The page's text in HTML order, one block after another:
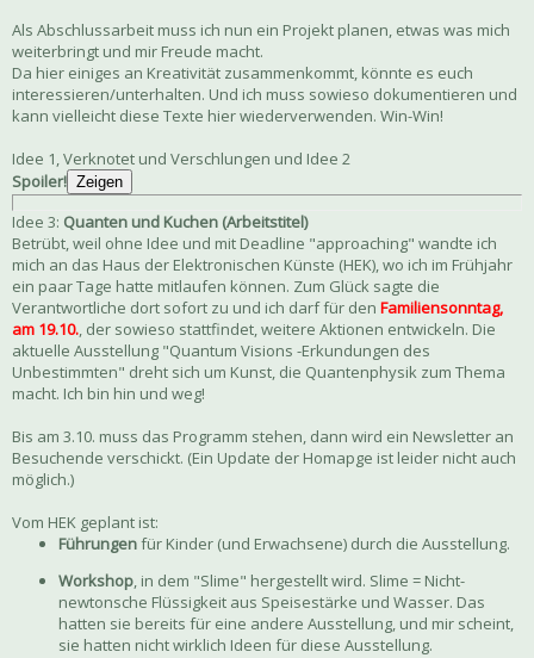
Als Abschlussarbeit muss ich nun ein Projekt planen, etwas was mich
weiterbringt und mir Freude macht.
Da hier einiges an Kreativität zusammenkommt, könnte es euch
interessieren/unterhalten. Und ich muss sowieso dokumentieren und
kann vielleicht diese Texte hier wiederverwenden. Win-Win!
Idee 1, Verknotet und Verschlungen und Idee 2
Spoiler! Zeigen
Idee 3: Quanten und Kuchen (Arbeitstitel)
Betrübt, weil ohne Idee und mit Deadline "approaching" wandte ich
mich an das Haus der Elektronischen Künste (HEK), wo ich im Frühjahr
ein paar Tage hatte mitlaufen können. Zum Glück sagte die
Verantwortliche dort sofort zu und ich darf für den Familiensonntag,
am 19.10., der sowieso stattfindet, weitere Aktionen entwickeln. Die
aktuelle Ausstellung "Quantum Visions -Erkundungen des
Unbestimmten" dreht sich um Kunst, die Quantenphysik zum Thema
macht. Ich bin hin und weg!
Bis am 3.10. muss das Programm stehen, dann wird ein Newsletter an
Besuchende verschickt. (Ein Update der Homapge ist leider nicht auch
möglich.)
Vom HEK geplant ist:
Führungenfür Kinder (und Erwachsene) durch die Ausstellung.
Workshop, in dem "Slime" hergestellt wird. Slime = Nicht-
newtonsche Flüssigkeit aus Speisestärke und Wasser. Das
hatten sie bereits für eine andere Ausstellung, und mir scheint,
sie hatten nicht wirklich Ideen für diese Ausstellung.